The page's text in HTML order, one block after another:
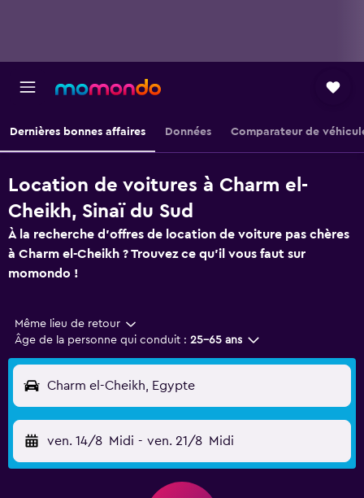
Dernières bonnes affaires Données Comparateur de
Location de voitures à Charm el-
Cheikh, Sinaï du Sud
À la recherche d'offres de location de voiture pas chères
à Charm el-Cheikh ? Trouvez ce qu'il vous faut sur
momondo !
Même lieu de retour
Âge de la personne qui conduit : 25-65 ans
Charm el-Cheikh, Egypte
ven. 14/8 Midi - ven. 21/8 Midi